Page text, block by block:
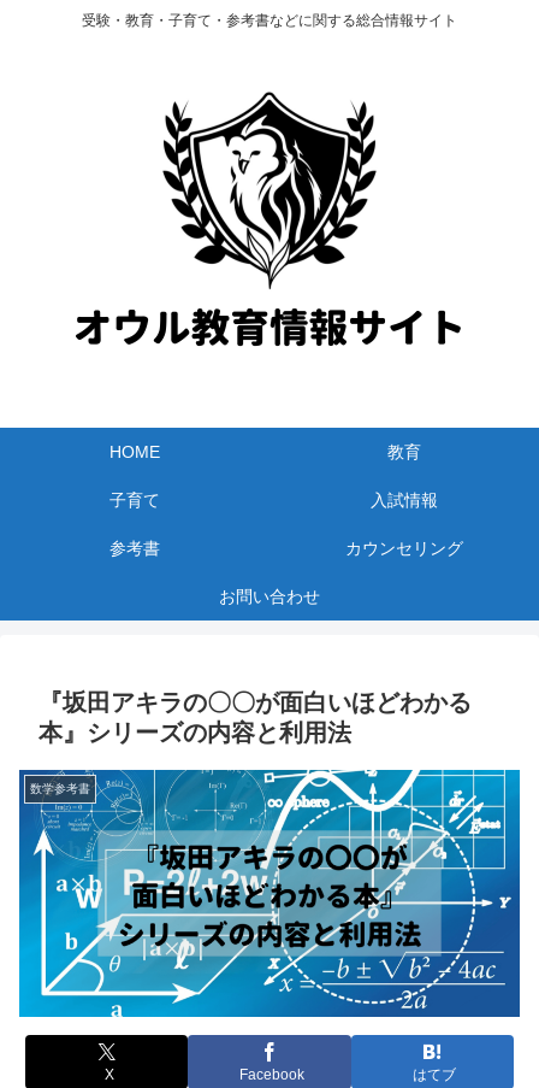
受験・教育・子育て・参考書などに関する総合情報サイト
HOME 教育
子育て 入試情報
参考書 カウンセリング
お問い合わせ
『坂田アキラの〇〇が面白いほどわかる
本』シリーズの内容と利用法
数学参考書
X Facebook はてブ